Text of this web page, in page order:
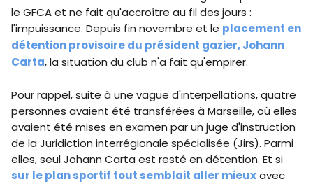
le GFCA et ne fait qu'accroître au fil des jours :
l'impuissance. Depuis fin novembre et le placement en
détention provisoire du président gazier, Johann
Carta, la situation du club n'a fait qu'empirer.
Pour rappel, suite à une vague d'interpellations, quatre
personnes avaient été transférées à Marseille, où elles
avaient été mises en examen par un juge d'instruction
de la Juridiction interrégionale spécialisée (Jirs). Parmi
elles, seul Johann Carta est resté en détention. Et si
sur le plan sportif tout semblait aller mieuxavec